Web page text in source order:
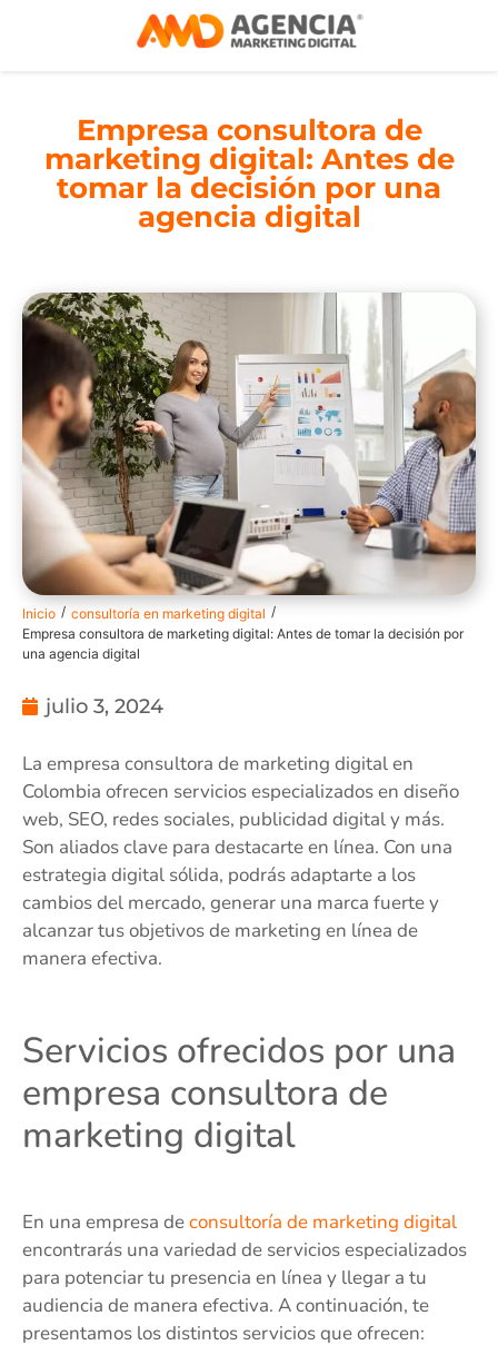
Empresa consultora de
marketing digital: Antes de
tomar la decisión por una
agencia digital
Inicio / consultoría en marketing digital /
Empresa consultora de marketing digital: Antes de tomar la decisión por
una agencia digital
julio 3, 2024
La empresa consultora de marketing digital en
Colombia ofrecen servicios especializados en diseño
web, SEO, redes sociales, publicidad digital y más.
Son aliados clave para destacarte en línea. Con una
estrategia digital sólida, podrás adaptarte a los
cambios del mercado, generar una marca fuerte y
alcanzar tus objetivos de marketing en línea de
manera efectiva.
Servicios ofrecidos por una
empresa consultora de
marketing digital
En una empresa deconsultoría de marketing digital
encontrarás una variedad de servicios especializados
para potenciar tu presencia en línea y llegar a tu
audiencia de manera efectiva. A continuación, te
presentamos los distintos servicios que ofrecen: